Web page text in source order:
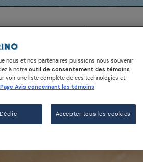
Francisco 2016: délices et
nous et nos partenaires puissions nous souvenir
à notre outil de consentement des témoins
voir une liste complète de ces technologies et
Page Avis concernant les témoins
Déclic Accepter tous les cookies